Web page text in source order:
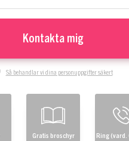
Kontakta mig
Så behandlar vi dina personuppgifter säkert
Gratis broschyr Ring (vard.